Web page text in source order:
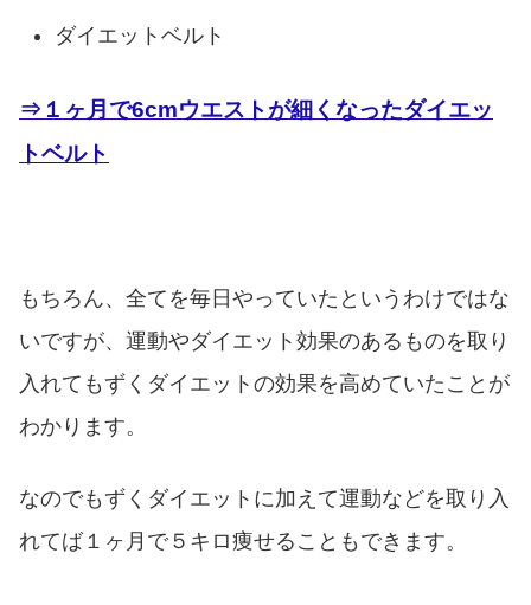
ダイエットベルト
⇒１ヶ月で6cmウエストが細くなったダイエッ
トベルト
もちろん、全てを毎日やっていたというわけではな
いですが、運動やダイエット効果のあるものを取り
入れてもずくダイエットの効果を高めていたことが
わかります。
なのでもずくダイエットに加えて運動などを取り入
れてば１ヶ月で５キロ痩せることもできます。